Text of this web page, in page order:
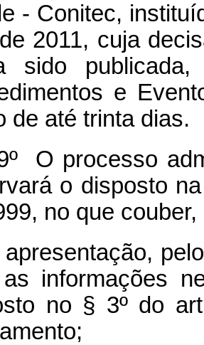
- Conitec,
2011, cuja
sido
e
de até trinta dias.
O processo
o disposto
no que
informações
no § 3º do